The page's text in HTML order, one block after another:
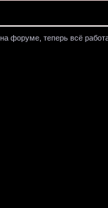
форуме, теперь всё